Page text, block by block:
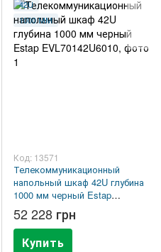
42U
1000 ММ
Код: 13571
Телекоммуникационный
напольный шкаф 42U глубина
1000 мм черный Estap
EVL70142U6010
52 228 грн
Купить